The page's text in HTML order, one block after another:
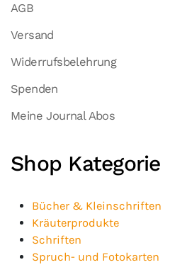
AGB
Versand
Widerrufsbelehrung
Spenden
Meine Journal Abos
Shop Kategorie
Bücher & Kleinschriften
Kräuterprodukte
Schriften
Spruch- und Fotokarten